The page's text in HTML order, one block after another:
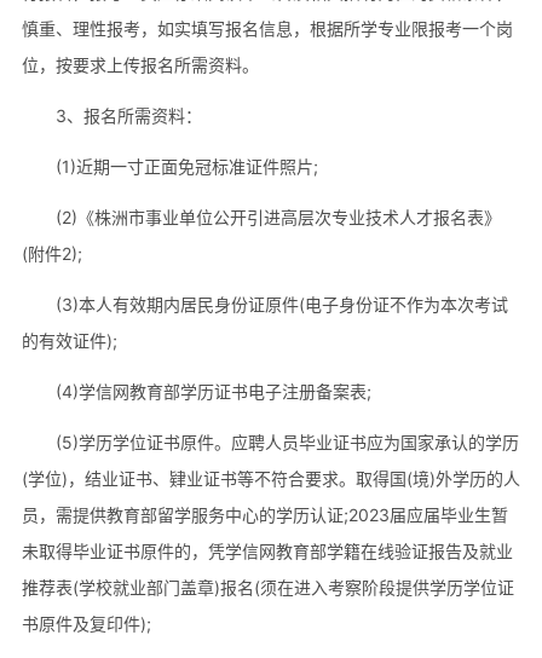
慎重、理性报考，如实填写报名信息，根据所学专业限报考一个岗
位，按要求上传报名所需资料。
3、报名所需资料：
(1)近期一寸正面免冠标准证件照片;
(2)《株洲市事业单位公开引进高层次专业技术人才报名表》
(附件2);
(3)本人有效期内居民身份证原件(电子身份证不作为本次考试
的有效证件);
(4)学信网教育部学历证书电子注册备案表;
(5)学历学位证书原件。应聘人员毕业证书应为国家承认的学历
(学位)，结业证书、肄业证书等不符合要求。取得国(境)外学历的人
员，需提供教育部留学服务中心的学历认证;2023届应届毕业生暂
未取得毕业证书原件的，凭学信网教育部学籍在线验证报告及就业
推荐表(学校就业部门盖章)报名(须在进入考察阶段提供学历学位证
书原件及复印件);